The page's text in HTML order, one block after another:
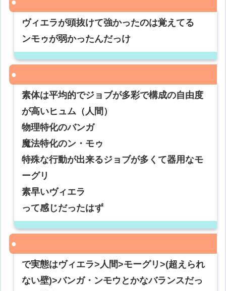
ヴィエラが頭抜けて強かったのは覚えてる
ンモゥが弱かったんだっけ
素体は平均的でジョブが多彩で構成の自由度
が高いヒュム（人間）
物理特化のバンガ
魔法特化のン・モゥ
特殊な行動が出来るジョブが多くて器用なモ
ーグリ
素早いヴィエラ
って感じだったはず
で実態はヴィエラ>人間>モーグリ>(超えられ
ない壁)>バンガ・ンモウとかなバランスだっ